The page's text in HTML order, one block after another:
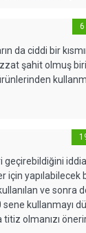
6
da ciddi bir
şahit olmuş
geçirebildiğini
için yapılabilecek
ve sonra
kullanmayı
olmanızı